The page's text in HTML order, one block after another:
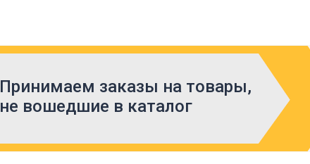
Принимаем заказы на товары,
не вошедшие в каталог